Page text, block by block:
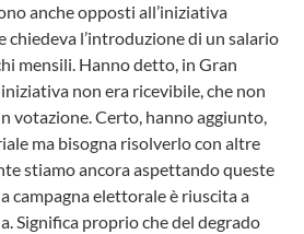
anche opposti all’iniziativa
chiedeva l’introduzione di un salario
mensili. Hanno detto, in Gran
non era ricevibile, che non
votazione. Certo, hanno aggiunto,
ma bisogna risolverlo con altre
stiamo ancora aspettando queste
campagna elettorale è riuscita a
Significa proprio che del degrado